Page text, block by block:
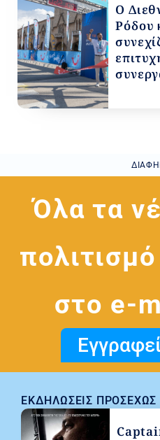
Ο
Ρόδου
Όλα τα
στο e-
ΕΚΔΗΛΏΣΕΙΣ ΠΡΟΣΕΧΏΣ